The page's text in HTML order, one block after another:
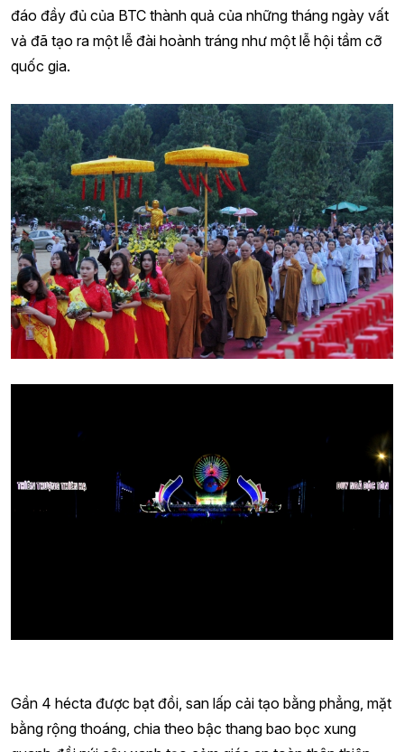
đáo đầy đủ của BTC thành quả của những tháng ngày vất
vả đã tạo ra một lễ đài hoành tráng như một lễ hội tầm cỡ
quốc gia.
Gần 4 hécta được bạt đồi, san lấp cải tạo bằng phẳng, mặt
bằng rộng thoáng, chia theo bậc thang bao bọc xung